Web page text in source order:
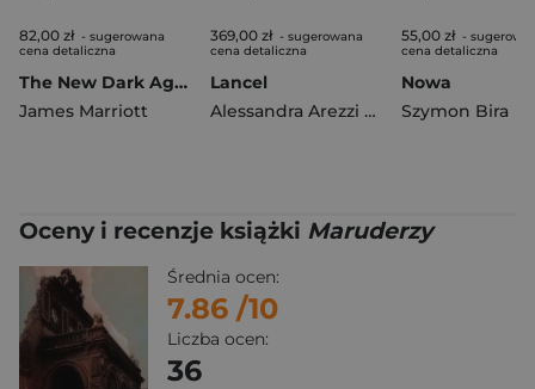
82,00 zł - sugerowana
cena detaliczna
The New Dark Ages
James Marriott
369,00 zł - sugerowana
cena detaliczna
Lancel
Alessandra Arezzi Boza
55,00 zł -
cena detaliczna
Nowa
Szymon Bira
Oceny i recenzje książki Maruderzy
Średnia ocen:
7.86 /10
Liczba ocen:
36